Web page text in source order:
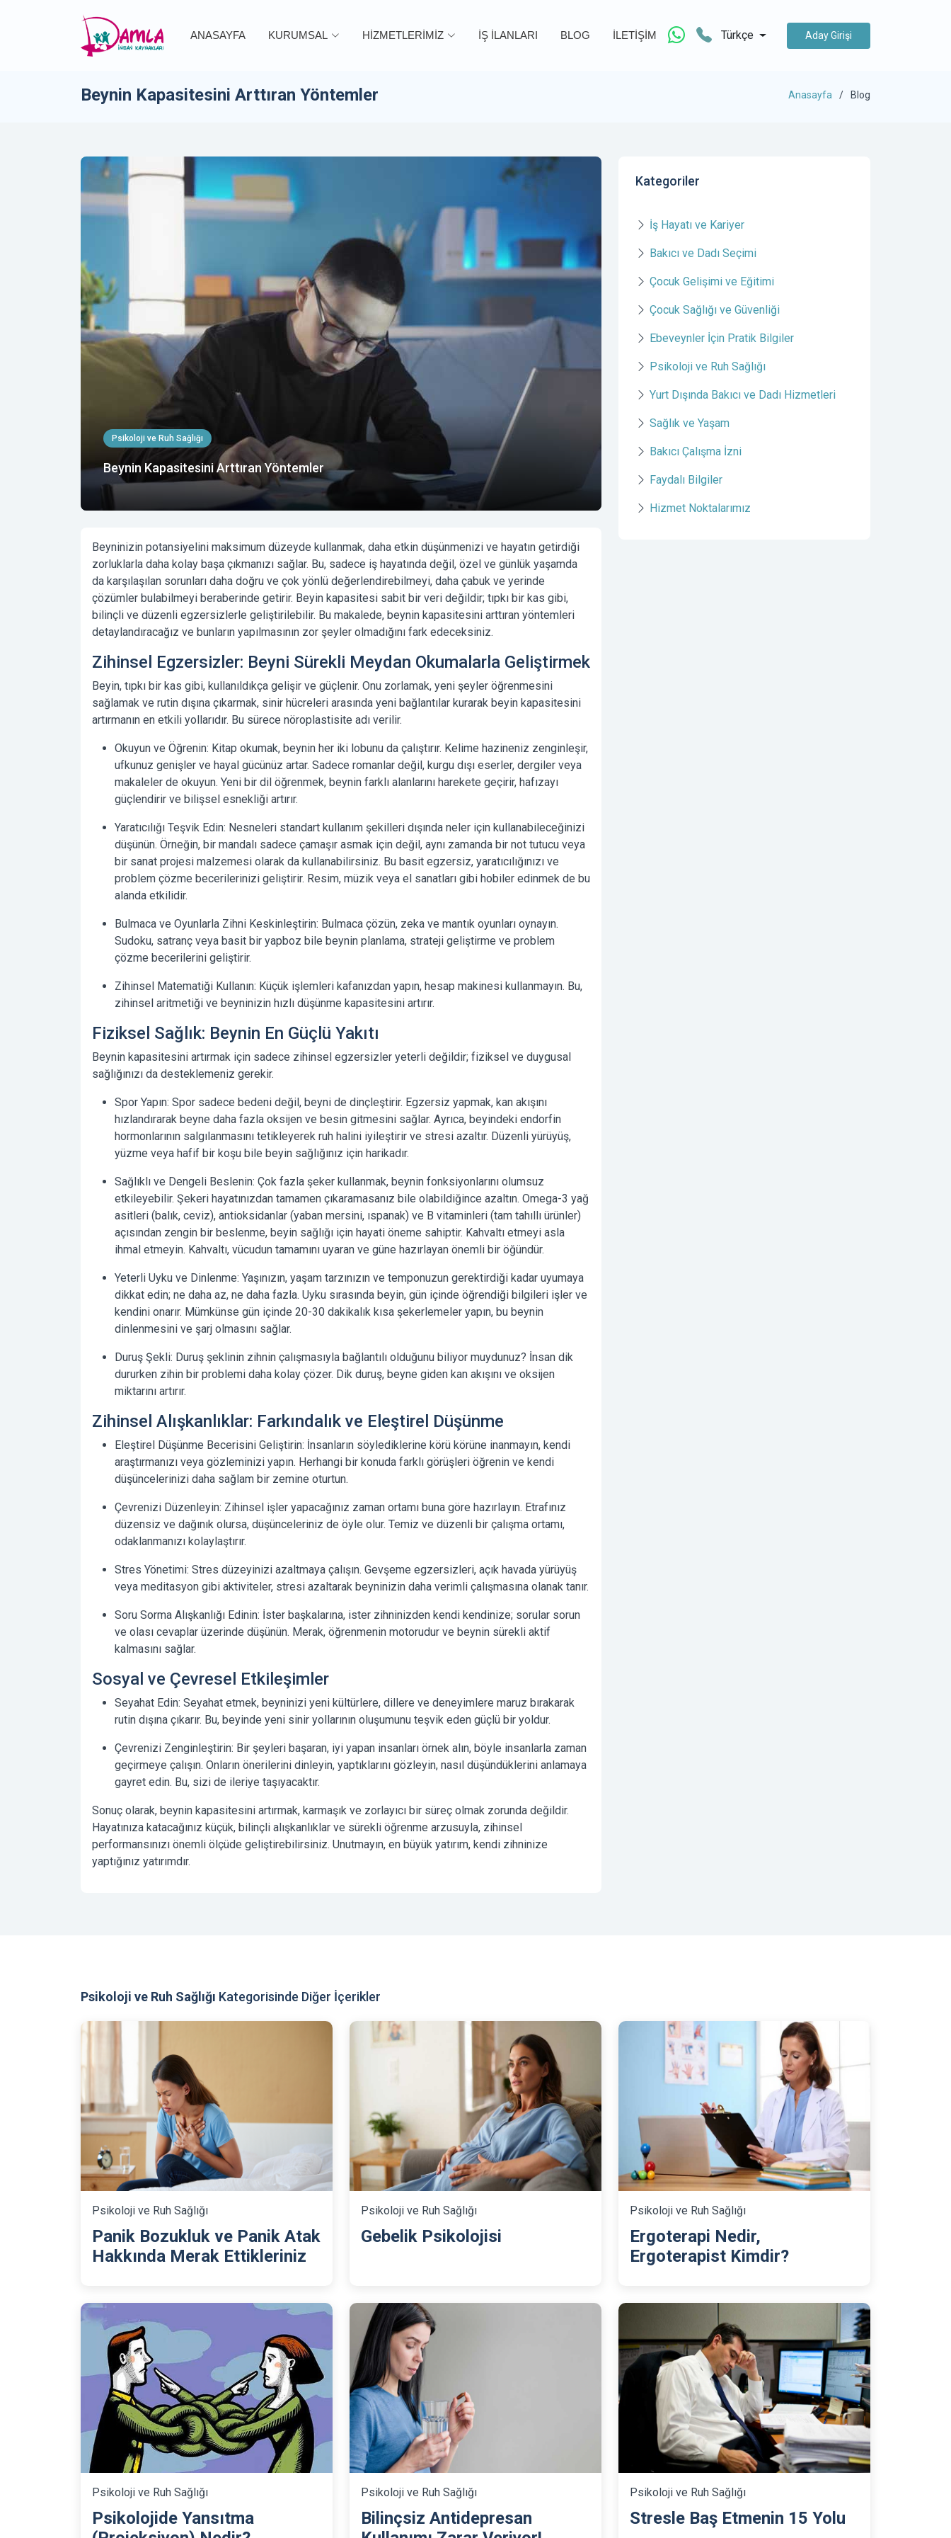
ANASAYFA KURUMSAL HİZMETLERİMİZ İŞ İLANLARI BLOG İLETİŞİM Türkçe Aday Girişi
Beynin Kapasitesini Arttıran Yöntemler Anasayfa Blog
Psikoloji ve Ruh Sağlığı
Beynin Kapasitesini Arttıran Yöntemler
Beyninizin potansiyelini maksimum düzeyde kullanmak, daha etkin düşünmenizi ve hayatın getirdiği
zorluklarla daha kolay başa çıkmanızı sağlar. Bu, sadece iş hayatında değil, özel ve günlük yaşamda
da karşılaşılan sorunları daha doğru ve çok yönlü değerlendirebilmeyi, daha çabuk ve yerinde
çözümler bulabilmeyi beraberinde getirir. Beyin kapasitesi sabit bir veri değildir; tıpkı bir kas gibi,
bilinçli ve düzenli egzersizlerle geliştirilebilir. Bu makalede, beynin kapasitesini arttıran yöntemleri
detaylandıracağız ve bunların yapılmasının zor şeyler olmadığını fark edeceksiniz.
Zihinsel Egzersizler: Beyni Sürekli Meydan Okumalarla Geliştirmek
Beyin, tıpkı bir kas gibi, kullanıldıkça gelişir ve güçlenir. Onu zorlamak, yeni şeyler öğrenmesini
sağlamak ve rutin dışına çıkarmak, sinir hücreleri arasında yeni bağlantılar kurarak beyin kapasitesini
artırmanın en etkili yollarıdır. Bu sürece nöroplastisite adı verilir.
Okuyun ve Öğrenin: Kitap okumak, beynin her iki lobunu da çalıştırır. Kelime hazineniz zenginleşir,
ufkunuz genişler ve hayal gücünüz artar. Sadece romanlar değil, kurgu dışı eserler, dergiler veya
makaleler de okuyun. Yeni bir dil öğrenmek, beynin farklı alanlarını harekete geçirir, hafızayı
güçlendirir ve bilişsel esnekliği artırır.
Yaratıcılığı Teşvik Edin: Nesneleri standart kullanım şekilleri dışında neler için kullanabileceğinizi
düşünün. Örneğin, bir mandalı sadece çamaşır asmak için değil, aynı zamanda bir not tutucu veya
bir sanat projesi malzemesi olarak da kullanabilirsiniz. Bu basit egzersiz, yaratıcılığınızı ve
problem çözme becerilerinizi geliştirir. Resim, müzik veya el sanatları gibi hobiler edinmek de bu
alanda etkilidir.
Bulmaca ve Oyunlarla Zihni Keskinleştirin: Bulmaca çözün, zeka ve mantık oyunları oynayın.
Sudoku, satranç veya basit bir yapboz bile beynin planlama, strateji geliştirme ve problem
çözme becerilerini geliştirir.
Zihinsel Matematiği Kullanın: Küçük işlemleri kafanızdan yapın, hesap makinesi kullanmayın. Bu,
zihinsel aritmetiği ve beyninizin hızlı düşünme kapasitesini artırır.
Fiziksel Sağlık: Beynin En Güçlü Yakıtı
Beynin kapasitesini artırmak için sadece zihinsel egzersizler yeterli değildir; fiziksel ve duygusal
sağlığınızı da desteklemeniz gerekir.
Spor Yapın: Spor sadece bedeni değil, beyni de dinçleştirir. Egzersiz yapmak, kan akışını
hızlandırarak beyne daha fazla oksijen ve besin gitmesini sağlar. Ayrıca, beyindeki endorfin
hormonlarının salgılanmasını tetikleyerek ruh halini iyileştirir ve stresi azaltır. Düzenli yürüyüş,
yüzme veya hafif bir koşu bile beyin sağlığınız için harikadır.
Sağlıklı ve Dengeli Beslenin: Çok fazla şeker kullanmak, beynin fonksiyonlarını olumsuz
etkileyebilir. Şekeri hayatınızdan tamamen çıkaramasanız bile olabildiğince azaltın. Omega-3 yağ
asitleri (balık, ceviz), antioksidanlar (yaban mersini, ıspanak) ve B vitaminleri (tam tahıllı ürünler)
açısından zengin bir beslenme, beyin sağlığı için hayati öneme sahiptir. Kahvaltı etmeyi asla
ihmal etmeyin. Kahvaltı, vücudun tamamını uyaran ve güne hazırlayan önemli bir öğündür.
Yeterli Uyku ve Dinlenme: Yaşınızın, yaşam tarzınızın ve temponuzun gerektirdiği kadar uyumaya
dikkat edin; ne daha az, ne daha fazla. Uyku sırasında beyin, gün içinde öğrendiği bilgileri işler ve
kendini onarır. Mümkünse gün içinde 20-30 dakikalık kısa şekerlemeler yapın, bu beynin
dinlenmesini ve şarj olmasını sağlar.
Duruş Şekli: Duruş şeklinin zihnin çalışmasıyla bağlantılı olduğunu biliyor muydunuz? İnsan dik
dururken zihin bir problemi daha kolay çözer. Dik duruş, beyne giden kan akışını ve oksijen
miktarını artırır.
Zihinsel Alışkanlıklar: Farkındalık ve Eleştirel Düşünme
Eleştirel Düşünme Becerisini Geliştirin: İnsanların söylediklerine körü körüne inanmayın, kendi
araştırmanızı veya gözleminizi yapın. Herhangi bir konuda farklı görüşleri öğrenin ve kendi
düşüncelerinizi daha sağlam bir zemine oturtun.
Çevrenizi Düzenleyin: Zihinsel işler yapacağınız zaman ortamı buna göre hazırlayın. Etrafınız
düzensiz ve dağınık olursa, düşünceleriniz de öyle olur. Temiz ve düzenli bir çalışma ortamı,
odaklanmanızı kolaylaştırır.
Stres Yönetimi: Stres düzeyinizi azaltmaya çalışın. Gevşeme egzersizleri, açık havada yürüyüş
veya meditasyon gibi aktiviteler, stresi azaltarak beyninizin daha verimli çalışmasına olanak tanır.
Soru Sorma Alışkanlığı Edinin: İster başkalarına, ister zihninizden kendi kendinize; sorular sorun
ve olası cevaplar üzerinde düşünün. Merak, öğrenmenin motorudur ve beynin sürekli aktif
kalmasını sağlar.
Sosyal ve Çevresel Etkileşimler
Seyahat Edin: Seyahat etmek, beyninizi yeni kültürlere, dillere ve deneyimlere maruz bırakarak
rutin dışına çıkarır. Bu, beyinde yeni sinir yollarının oluşumunu teşvik eden güçlü bir yoldur.
Çevrenizi Zenginleştirin: Bir şeyleri başaran, iyi yapan insanları örnek alın, böyle insanlarla zaman
geçirmeye çalışın. Onların önerilerini dinleyin, yaptıklarını gözleyin, nasıl düşündüklerini anlamaya
gayret edin. Bu, sizi de ileriye taşıyacaktır.
Sonuç olarak, beynin kapasitesini artırmak, karmaşık ve zorlayıcı bir süreç olmak zorunda değildir.
Hayatınıza katacağınız küçük, bilinçli alışkanlıklar ve sürekli öğrenme arzusuyla, zihinsel
performansınızı önemli ölçüde geliştirebilirsiniz. Unutmayın, en büyük yatırım, kendi zihninize
yaptığınız yatırımdır.
Kategoriler
İş Hayatı ve Kariyer
Bakıcı ve Dadı Seçimi
Çocuk Gelişimi ve Eğitimi
Çocuk Sağlığı ve Güvenliği
Ebeveynler İçin Pratik Bilgiler
Psikoloji ve Ruh Sağlığı
Yurt Dışında Bakıcı ve Dadı Hizmetleri
Sağlık ve Yaşam
Bakıcı Çalışma İzni
Faydalı Bilgiler
Hizmet Noktalarımız
Psikoloji ve Ruh Sağlığı Kategorisinde Diğer İçerikler
Psikoloji ve Ruh Sağlığı
Panik Bozukluk ve Panik Atak
Hakkında Merak Ettikleriniz
Psikoloji ve Ruh Sağlığı
Gebelik Psikolojisi
Psikoloji ve Ruh Sağlığı
Ergoterapi Nedir,
Ergoterapist Kimdir?
Psikoloji ve Ruh Sağlığı
Psikolojide Yansıtma
Psikoloji ve Ruh Sağlığı
Bilinçsiz Antidepresan
Psikoloji ve Ruh Sağlığı
Stresle Baş Etmenin 15 Yolu